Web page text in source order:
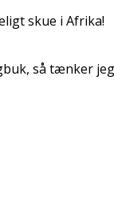
skue i Afrika!
så tænker